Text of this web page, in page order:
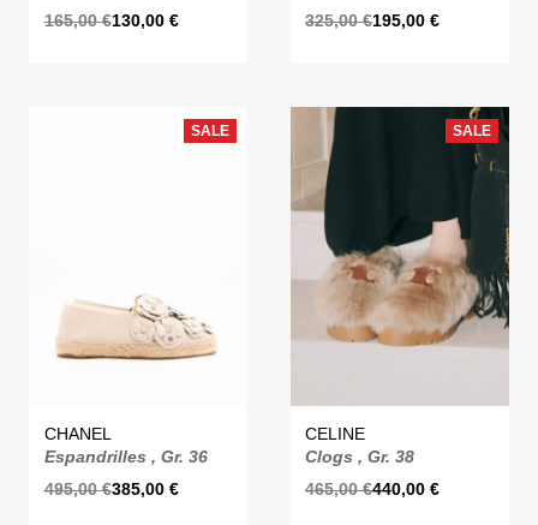
165,00€130,00 €
325,00€195,00€
SALE
CHANEL
Espandrilles , Gr. 36
495,00€385,00 €
SALE
CELINE
Clogs , Gr. 38
465,00€440,00€